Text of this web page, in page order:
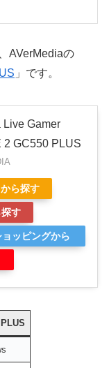
AVerMediaの
」です。
Live Gamer
2 GC550 PLUS
ら探す
す
ッピングから